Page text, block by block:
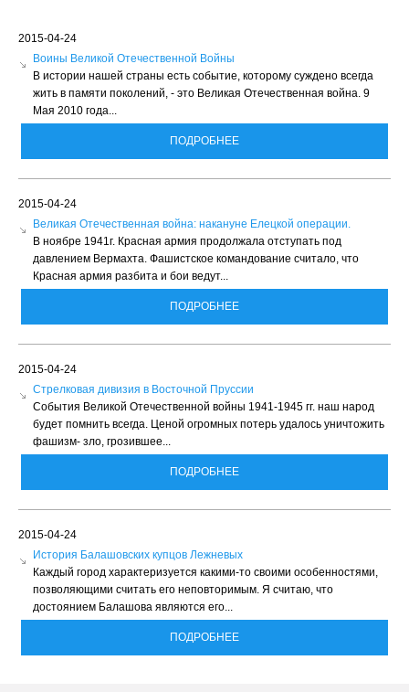
2015-04-24
Воины Великой Отечественной Войны
В истории нашей страны есть событие, которому суждено всегда
жить в памяти поколений, - это Великая Отечественная война. 9
Мая 2010 года...
ПОДРОБНЕЕ
2015-04-24
Великая Отечественная война: накануне Елецкой операции.
В ноябре 1941г. Красная армия продолжала отступать под
давлением Вермахта. Фашистское командование считало, что
Красная армия разбита и бои ведут...
ПОДРОБНЕЕ
2015-04-24
Стрелковая дивизия в Восточной Пруссии
События Великой Отечественной войны 1941-1945 гг. наш народ
будет помнить всегда. Ценой огромных потерь удалось уничтожить
фашизм- зло, грозившее...
ПОДРОБНЕЕ
2015-04-24
История Балашовских купцов Лежневых
Каждый город характеризуется какими-то своими особенностями,
позволяющими считать его неповторимым. Я считаю, что
достоянием Балашова являются его...
ПОДРОБНЕЕ